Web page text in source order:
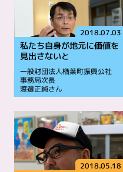
2018.07.03
私たち自身が地元に価値を
見出さないと
一般財団法人楢葉町振興公社
事務局次長
渡邉正純さん
2018.05.18